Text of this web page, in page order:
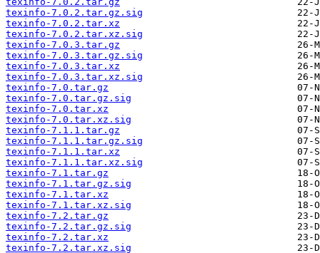
texinfo-7.0.2.tar.gz.sig
texinfo-7.0.2.tar.xz
texinfo-7.0.2.tar.xz.sig
texinfo-7.0.3.tar.gz
texinfo-7.0.3.tar.gz.sig
texinfo-7.0.3.tar.xz
texinfo-7.0.3.tar.xz.sig
texinfo-7.0.tar.gz
texinfo-7.0.tar.gz.sig
texinfo-7.0.tar.xz
texinfo-7.0.tar.xz.sig
texinfo-7.1.1.tar.gz
texinfo-7.1.1.tar.gz.sig
texinfo-7.1.1.tar.xz
texinfo-7.1.1.tar.xz.sig
texinfo-7.1.tar.gz
texinfo-7.1.tar.gz.sig
texinfo-7.1.tar.xz
texinfo-7.1.tar.xz.sig
texinfo-7.2.tar.gz
texinfo-7.2.tar.gz.sig
texinfo-7.2.tar.xz
texinfo-7.2.tar.xz.sig